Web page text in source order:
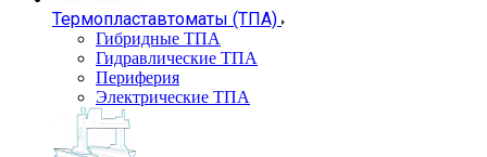
Термопластавтоматы (ТПА)
Гибридные ТПА
Гидравлические ТПА
Периферия
Электрические ТПА